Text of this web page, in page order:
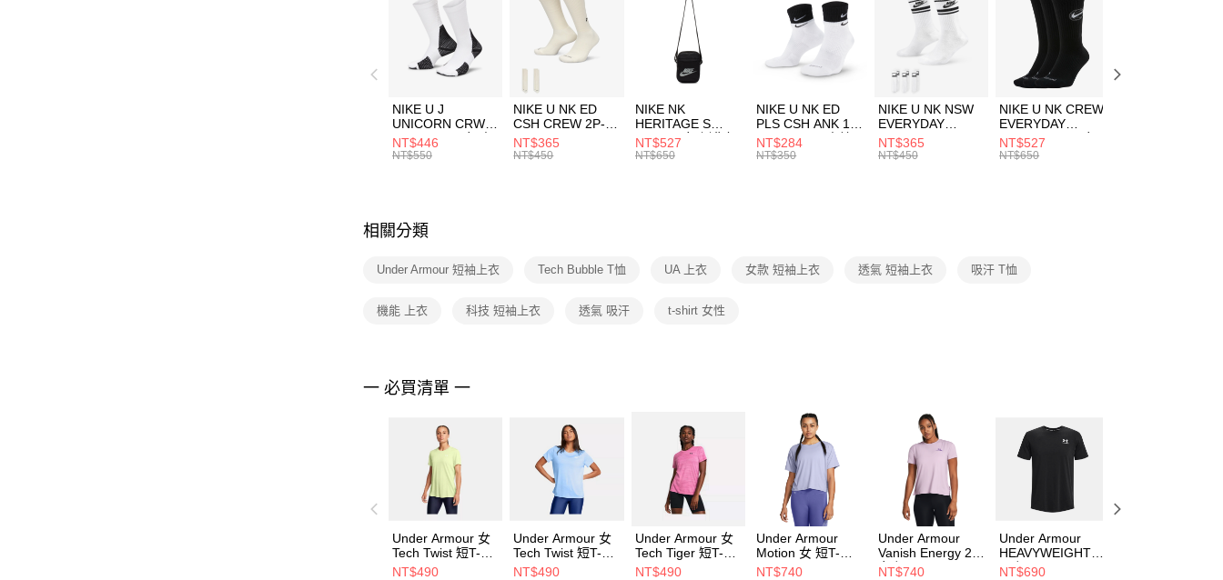
【「AFTEE先享後付」結帳流程】
１．於結帳方式選擇「AFTEE先享後付」後，將跳轉至「AFTEE先享後
付」結帳頁面，進行簡訊認證並確認金額後，即可完成結帳。
２．訂單成立數日內，您將收到繳費通知簡訊。
３．收到繳費通知簡訊後14天內，點擊此簡訊中的連結，可透過四大超商
／ATM／網路銀行／等多元方式進行付款，方視為交易完成。
※ 請注意：結帳手續完成當下不需立刻繳費，但若您需要取消訂單，請聯
絡購買商品的店家。未經商家同意取消之訂單仍視為有效，需透過AFTEE
先享後付繳納相關費用。
交易，需依本服務之必要範圍內提供個人資料，並將交易相關給付款項請
結果請求用戶進行身份認證。
５．嚴禁一人註冊多個帳號或使用他人資訊註冊。若發現惡意使用之情
形，恩沛科技股份有限公司將有權停止該用戶之使用額度並採取法律行
每筆NT$100，滿NT$1,500(含以上)免運費
每筆NT$100，滿NT$1,500(含以上)免運費
付款後門市自取
每筆NT$100，滿NT$1,500(含以上)免運費
NIKE U J
UNICORN CRW
1PR -160 男女 中
統襪 FZ3393100
NT$446
NT$550
NIKE U NK ED
CSH CREW 2P-
144 EMBRDY 男
女 短統襪
NT$365
NT$450
NIKE NK
HERITAGE S
SMIT 男女 側背包
BA5871010
NT$527
NT$650
NIKE U NK ED
PLS CSH ANK 1P
144 DBL 男 中統
襪 DH4058104
NT$284
NT$350
NIKE U NK NSW
EVERYDAY
ESSENTIAL CR
男女 短統襪
NT$365
NT$450
NIKE U NK CREW
EVERYDAY
BBALL 3PR 男女
長統襪
NT$527
NT$650
相關分類
Under Armour 短袖上衣 Tech Bubble T恤 UA 上衣 女款 短袖上衣 透氣 短袖上衣 吸汗 T恤
機能 上衣 科技 短袖上衣 透氣 吸汗 t-shirt 女性
一 必買清單 一
Under Armour 女
Tech Twist 短T-
Shirt 1384230-
NT$490
Under Armour 女
Tech Twist 短T-
Shirt 1384230-
NT$490
Under Armour 女
Tech Tiger 短T-
Shirt 1384222-
NT$490
Under Armour
Motion 女 短T-
Shirt 1379178-
NT$740
Under Armour
Vanish Energy 2.0
女 短T-Shirt
NT$740
Under Armour
HEAVYWEIGHT
男 短T-Shirt
NT$690